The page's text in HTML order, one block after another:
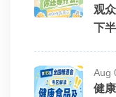
观
下
Aug
健